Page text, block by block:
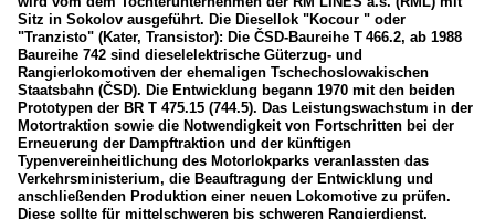
Sitz in Sokolov ausgeführt. Die Diesellok "Kocour " oder
"Tranzisto" (Kater, Transistor): Die ČSD-Baureihe T 466.2, ab 1988
Baureihe 742 sind dieselelektrische Güterzug- und
Rangierlokomotiven der ehemaligen Tschechoslowakischen
Staatsbahn (ČSD). Die Entwicklung begann 1970 mit den beiden
Prototypen der BR T 475.15 (744.5). Das Leistungswachstum in der
Motortraktion sowie die Notwendigkeit von Fortschritten bei der
Erneuerung der Dampftraktion und der künftigen
Typenvereinheitlichung des Motorlokparks veranlassten das
Verkehrsministerium, die Beauftragung der Entwicklung und
anschließenden Produktion einer neuen Lokomotive zu prüfen.
Diese sollte für mittelschweren bis schweren Rangierdienst,